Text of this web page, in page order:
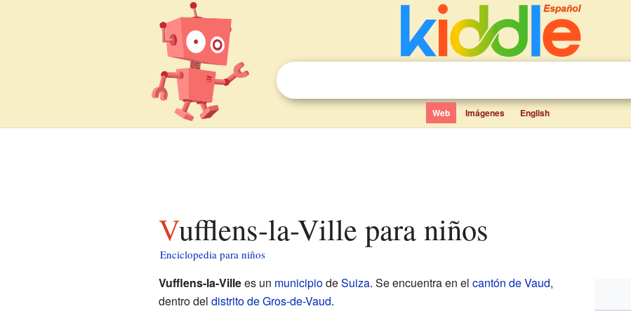
Web Imágenes English
Vufflens-la-Ville para niños
Enciclopedia para niños
Vufflens-la-Villees un municipiodeSuiza. Se encuentra en el cantón de Vaud,
dentro del distrito de Gros-de-Vaud.